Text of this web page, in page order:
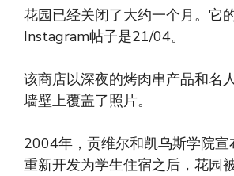
花园已经关闭了大约一个月。它
Instagram帖子是21/04。
该商店以深夜的烤肉串产品和名
墙壁上覆盖了照片。
2004年，贡维尔和凯乌斯学院宣
重新开发为学生住宿之后，花园